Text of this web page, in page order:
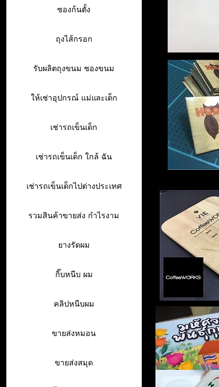
ซองก้นตั้ง
ถุงไส้กรอก
รับผลิตถุงขนม ซองขนม
ให้เช่าอุปกรณ์ แม่และเด็ก
เช่ารถเข็นเด็ก
เช่ารถเข็นเด็ก ใกล้ ฉัน
เช่ารถเข็นเด็กไปต่างประเทศ
รวมสินค้าขายส่ง กำไรงาม
ยางรัดผม
กิ๊บหนีบ ผม
คลิปหนีบผม
ขายส่งหมอน
ขายส่งสมุด